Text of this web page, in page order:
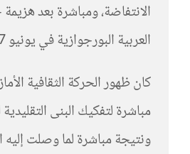
الانتفاضة، ومباشرة بعد
العربية البورجوازية في يونيو 1967.
كان ظهور الحركة الثقافية
مباشرة لتفكيك البنى
ونتيجة مباشرة لما وصلت إليه